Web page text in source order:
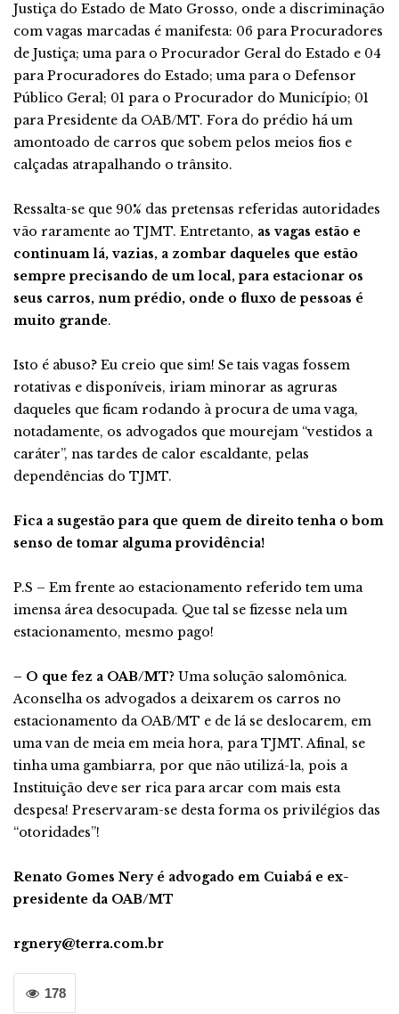
Justiça do Estado de Mato Grosso, onde a discriminação
com vagas marcadas é manifesta: 06 para Procuradores
de Justiça; uma para o Procurador Geral do Estado e 04
para Procuradores do Estado; uma para o Defensor
Público Geral; 01 para o Procurador do Município; 01
para Presidente da OAB/MT. Fora do prédio há um
amontoado de carros que sobem pelos meios fios e
calçadas atrapalhando o trânsito.
Ressalta-se que 90% das pretensas referidas autoridades
vão raramente ao TJMT. Entretanto, as vagas estão e
continuam lá, vazias, a zombar daqueles que estão
sempre precisando de um local, para estacionar os
seus carros, num prédio, onde o fluxo de pessoas é
muito grande.
Isto é abuso? Eu creio que sim! Se tais vagas fossem
rotativas e disponíveis, iriam minorar as agruras
daqueles que ficam rodando à procura de uma vaga,
notadamente, os advogados que mourejam “vestidos a
caráter”, nas tardes de calor escaldante, pelas
dependências do TJMT.
Fica a sugestão para que quem de direito tenha o bom
senso de tomar alguma providência!
P.S – Em frente ao estacionamento referido tem uma
imensa área desocupada. Que tal se fizesse nela um
estacionamento, mesmo pago!
– O que fez a OAB/MT? Uma solução salomônica.
Aconselha os advogados a deixarem os carros no
estacionamento da OAB/MT e de lá se deslocarem, em
uma van de meia em meia hora, para TJMT. Afinal, se
tinha uma gambiarra, por que não utilizá-la, pois a
Instituição deve ser rica para arcar com mais esta
despesa! Preservaram-se desta forma os privilégios das
“otoridades”!
Renato Gomes Nery é advogado em Cuiabá e ex-
presidente da OAB/MT
rgnery@terra.com.br
178